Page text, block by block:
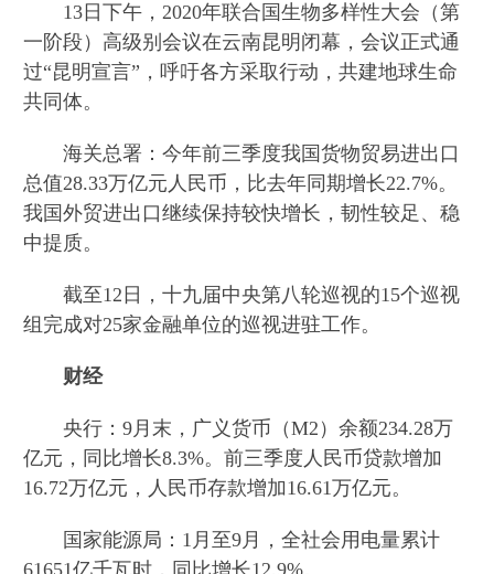
13日下午，2020年联合国生物多样性大会（第
一阶段）高级别会议在云南昆明闭幕，会议正式通
过“昆明宣言”，呼吁各方采取行动，共建地球生命
共同体。
海关总署：今年前三季度我国货物贸易进出口
总值28.33万亿元人民币，比去年同期增长22.7%。
我国外贸进出口继续保持较快增长，韧性较足、稳
中提质。
截至12日，十九届中央第八轮巡视的15个巡视
组完成对25家金融单位的巡视进驻工作。
财经
央行：9月末，广义货币（M2）余额234.28万
亿元，同比增长8.3%。前三季度人民币贷款增加
16.72万亿元，人民币存款增加16.61万亿元。
国家能源局：1月至9月，全社会用电量累计